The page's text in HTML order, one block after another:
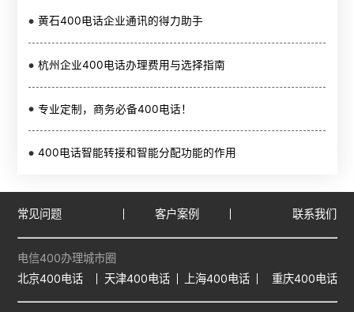
黄石400电话企业通讯的得力助手
杭州企业400电话办理费用与选择指南
专业定制，商务必备400电话！
400电话智能转接和智能分配功能的作用
常见问题 客户案例 联系我们
电信400办理城市圈
北京400电话
天津400电话 上海400电话 重庆400电话